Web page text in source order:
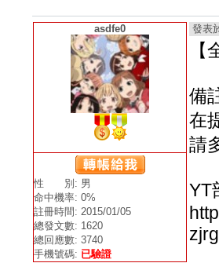
asdfe0
性 別: 男
命中機率: 0%
註冊時間: 2015/01/05
總發文數: 1620
總回應數: 3740
手機號碼: 已驗證
發表
備
在
請
YT